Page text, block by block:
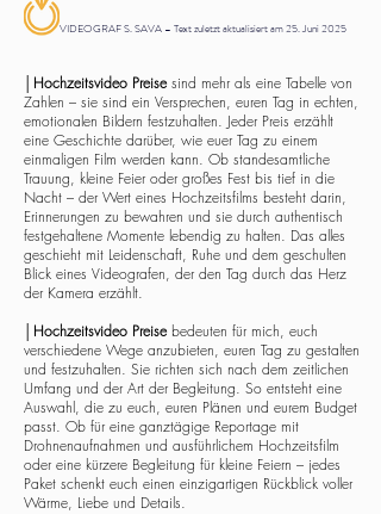
VIDEOGRAF S. SAVA – Text zuletzt aktualisiert am 25. Juni 2025
Hochzeitsvideo Preisesind mehr als eine Tabelle von
Zahlen – sie sind ein Versprechen, euren Tag in echten,
emotionalen Bildern festzuhalten. Jeder Preis erzählt
eine Geschichte darüber, wie euer Tag zu einem
einmaligen Film werden kann. Ob standesamtliche
Trauung, kleine Feier oder großes Fest bis tief in die
Nacht – der Wert eines Hochzeitsfilms besteht darin,
Erinnerungen zu bewahren und sie durch authentisch
festgehaltene Momente lebendig zu halten. Das alles
geschieht mit Leidenschaft, Ruhe und dem geschulten
Blick eines Videografen, der den Tag durch das Herz
der Kamera erzählt.
Hochzeitsvideo Preisebedeuten für mich, euch
verschiedene Wege anzubieten, euren Tag zu gestalten
und festzuhalten. Sie richten sich nach dem zeitlichen
Umfang und der Art der Begleitung. So entsteht eine
Auswahl, die zu euch, euren Plänen und eurem Budget
passt. Ob für eine ganztägige Reportage mit
Drohnenaufnahmen und ausführlichem Hochzeitsfilm
oder eine kürzere Begleitung für kleine Feiern – jedes
Paket schenkt euch einen einzigartigen Rückblick voller
Wärme, Liebe und Details.